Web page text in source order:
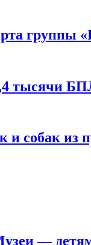
группы
тысячи
и собак из
—